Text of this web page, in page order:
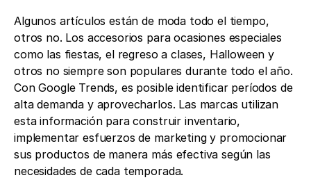
Algunos artículos están de moda todo el tiempo,
otros no. Los accesorios para ocasiones especiales
como las fiestas, el regreso a clases, Halloween y
otros no siempre son populares durante todo el año.
Con Google Trends, es posible identificar períodos de
alta demanda y aprovecharlos. Las marcas utilizan
esta información para construir inventario,
implementar esfuerzos de marketing y promocionar
sus productos de manera más efectiva según las
necesidades de cada temporada.